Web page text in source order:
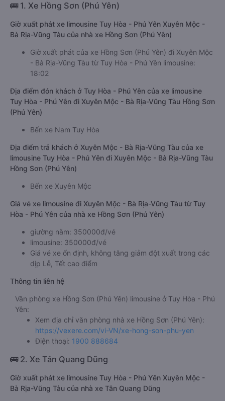
🚌 1. Xe Hồng Sơn (Phú Yên)
Giờ xuất phát xe limousine Tuy Hòa - Phú Yên Xuyên Mộc -
Bà Rịa-Vũng Tàu của nhà xe Hồng Sơn (Phú Yên)
Giờ xuất phát của xe Hồng Sơn (Phú Yên) đi Xuyên Mộc
- Bà Rịa-Vũng Tàu từ Tuy Hòa - Phú Yên limousine:
18:02
Địa điểm đón khách ở Tuy Hòa - Phú Yên của xe limousine
Tuy Hòa - Phú Yên đi Xuyên Mộc - Bà Rịa-Vũng Tàu Hồng Sơn
(Phú Yên)
Bến xe Nam Tuy Hòa
Địa điểm trả khách ở Xuyên Mộc - Bà Rịa-Vũng Tàu của xe
limousine Tuy Hòa - Phú Yên đi Xuyên Mộc - Bà Rịa-Vũng Tàu
Hồng Sơn (Phú Yên)
Bến xe Xuyên Mộc
Giá vé xe limousine đi Xuyên Mộc - Bà Rịa-Vũng Tàu từ Tuy
Hòa - Phú Yên của nhà xe Hồng Sơn (Phú Yên)
giường nằm: 350000đ/vé
limousine: 350000đ/vé
Giá vé xe ổn định, không tăng giảm đột xuất trong các
dịp Lễ, Tết cao điểm
Thông tin liên hệ
Văn phòng xe Hồng Sơn (Phú Yên) limousine ở Tuy Hòa - Phú
Yên:
Xem địa chỉ văn phòng nhà xe Hồng Sơn (Phú Yên):
https://vexere.com/vi-VN/xe-hong-son-phu-yen
Điện thoại: 1900 888684
🚌 2. Xe Tân Quang Dũng
Giờ xuất phát xe limousine Tuy Hòa - Phú Yên Xuyên Mộc -
Bà Rịa-Vũng Tàu của nhà xe Tân Quang Dũng